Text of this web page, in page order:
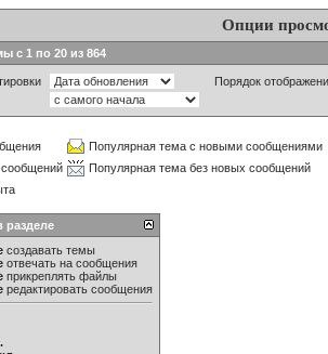
Опции
с 1 по 20 из 864
Порядок
Популярная тема с новыми сообщениями
Популярная тема без новых сообщений
разделе
создавать темы
отвечать на сообщения
прикреплять файлы
редактировать сообщения